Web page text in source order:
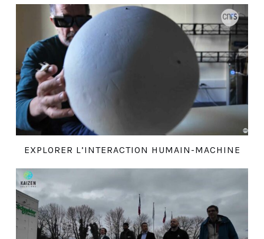
EXPLORER L’INTERACTION HUMAIN-MACHINE